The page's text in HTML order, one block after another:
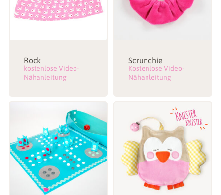
Rock
kostenlose Video-
Nähanleitung
Scrunchie
Kostenlose Video-
Nähanleitung